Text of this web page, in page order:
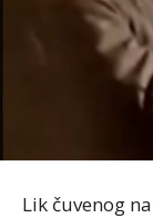
Lik čuvenog